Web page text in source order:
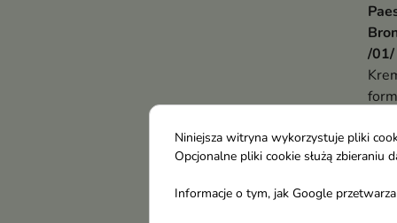
/01/
Niniejsza witryna wykorzystuje pliki
Opcjonalne pliki cookie służą
Informacje o tym, jak Google